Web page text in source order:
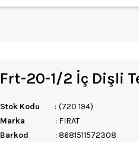
Frt-20-1/2 İç Dişli
Stok Kodu
(720 194)
Marka
: FIRAT
Barkod
: 8681511572308